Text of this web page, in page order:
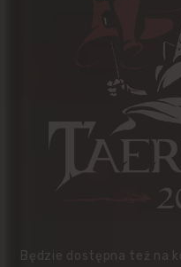
Będzie dostępna też na